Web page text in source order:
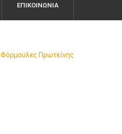
ΕΠΙΚΟΙΝΩΝΊΑ
Φόρμουλες Πρωτείνης